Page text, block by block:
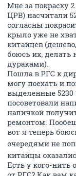
Мне за покраску
ЦРВ) насчитали
согласны
крыло уже не
китайцев
боюсь их,
дураками).
Пошла в РГС к
могу поехать и
выделенные 5230
посоветовали
наличкой
ремонтом.
вот я теперь
очередями не
китайцы
Есть у кого-